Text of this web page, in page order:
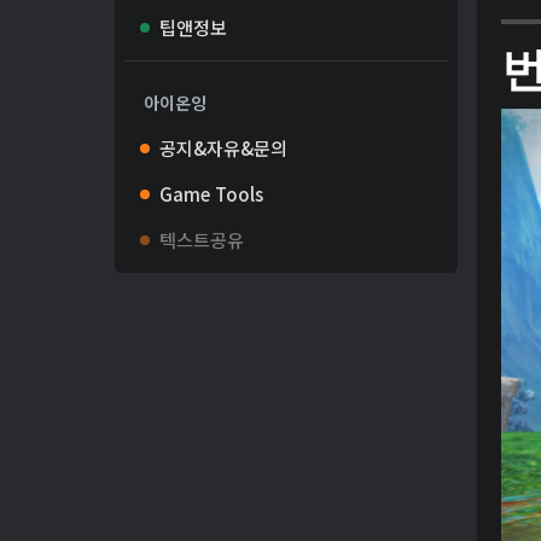
팁앤정보
아이온잉
공지&자유&문의
Game Tools
텍스트공유